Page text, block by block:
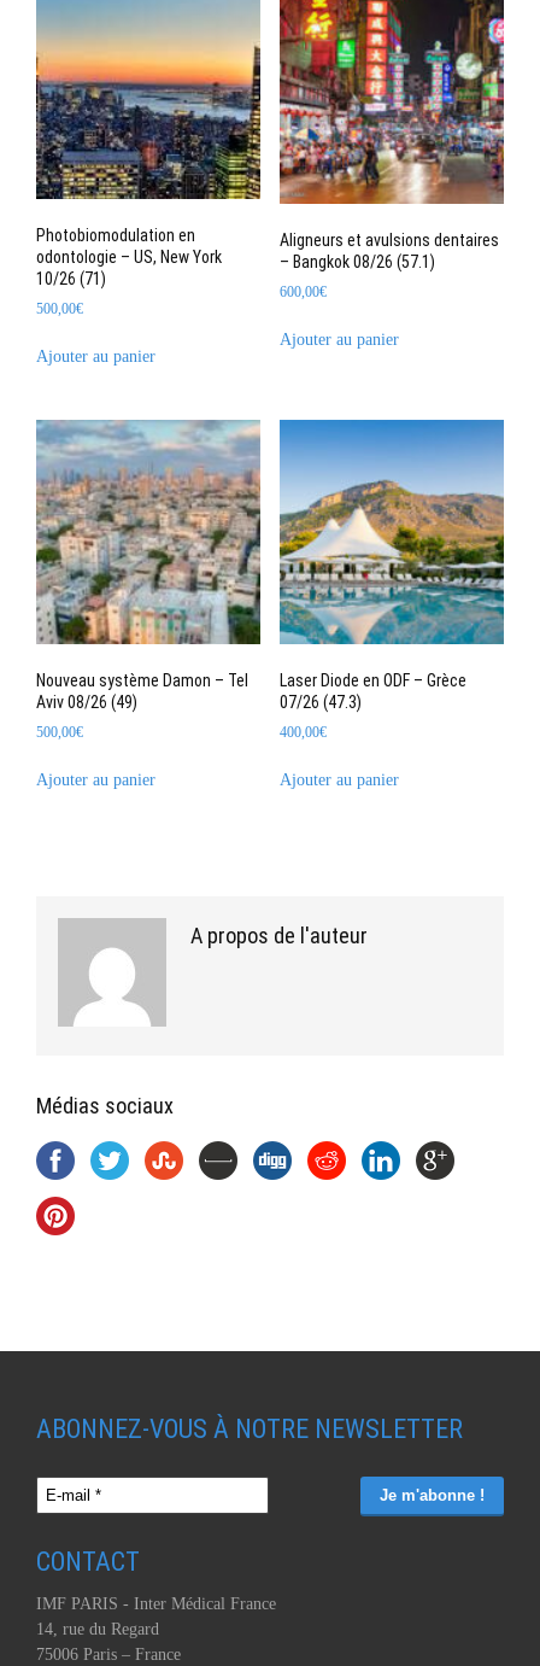
Photobiomodulation en
odontologie – US, New York
10/26 (71)
500,00€
Ajouter au panier
Aligneurs et avulsions dentaires
– Bangkok 08/26 (57.1)
600,00€
Ajouter au panier
Nouveau système Damon – Tel
Aviv 08/26 (49)
500,00€
Ajouter au panier
Laser Diode en ODF – Grèce
07/26 (47.3)
400,00€
Ajouter au panier
A propos de l'auteur
Médias sociaux
ABONNEZ-VOUS À NOTRE NEWSLETTER
CONTACT
IMF PARIS - Inter Médical France
14, rue du Regard
75006 Paris – France